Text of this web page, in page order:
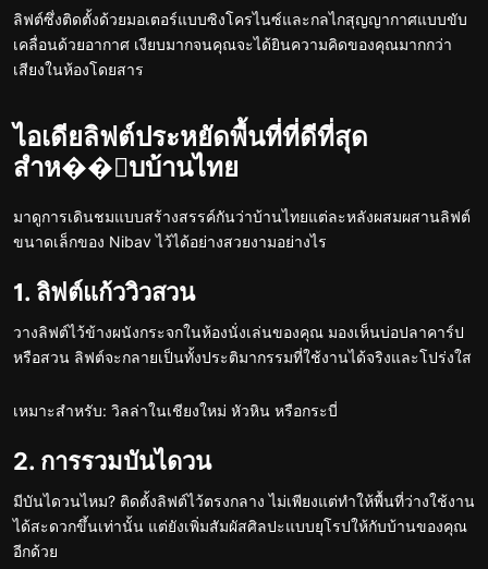
ลิฟต์ซึ่งติดตั้งด้วยมอเตอร์แบบซิงโครไนซ์และกลไกสุญญากาศแบบขับ
เคลื่อนด้วยอากาศ เงียบมากจนคุณจะได้ยินความคิดของคุณมากกว่า
เสียงในห้องโดยสาร
ไอเดียลิฟต์ประหยัดพื้นที่ที่ดีที่สุด
สำห��ับบ้านไทย
มาดูการเดินชมแบบสร้างสรรค์กันว่าบ้านไทยแต่ละหลังผสมผสานลิฟต์
ขนาดเล็กของ Nibav ไว้ได้อย่างสวยงามอย่างไร
1. ลิฟต์แก้ววิวสวน
วางลิฟต์ไว้ข้างผนังกระจกในห้องนั่งเล่นของคุณ มองเห็นบ่อปลาคาร์ป
หรือสวน ลิฟต์จะกลายเป็นทั้งประติมากรรมที่ใช้งานได้จริงและโปร่งใส
เหมาะสำหรับ: วิลล่าในเชียงใหม่ หัวหิน หรือกระบี่
2. การรวมบันไดวน
มีบันไดวนไหม? ติดตั้งลิฟต์ไว้ตรงกลาง ไม่เพียงแต่ทำให้พื้นที่ว่างใช้งาน
ได้สะดวกขึ้นเท่านั้น แต่ยังเพิ่มสัมผัสศิลปะแบบยุโรปให้กับบ้านของคุณ
อีกด้วย